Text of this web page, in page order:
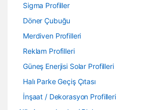
Sigma Profiller
Döner Çubuğu
Merdiven Profilleri
Reklam Profilleri
Güneş Enerjisi Solar Profilleri
Halı Parke Geçiş Çıtası
İnşaat / Dekorasyon Profilleri